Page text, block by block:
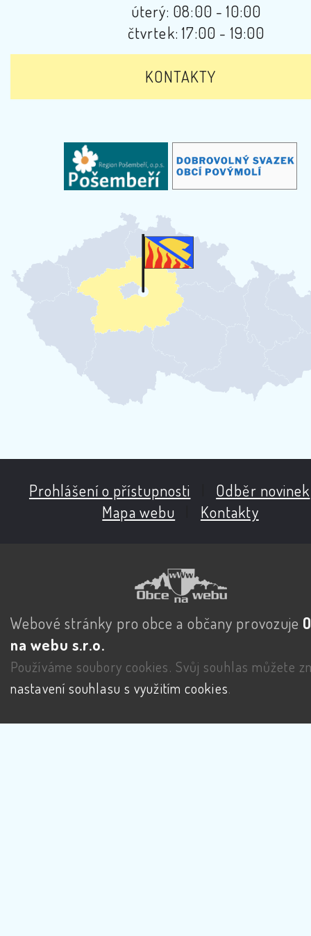
úterý: 08:00 - 10:00
čtvrtek: 17:00 - 19:00
KONTAKTY
Prohlášení o přístupnosti Odběr novinek
Mapa webu
Kontakty
Webové stránky pro obce a občany provozuje
na webu s.r.o.
Používáme soubory cookies. Svůj souhlas můžete
nastavení souhlasu s využitím cookies.